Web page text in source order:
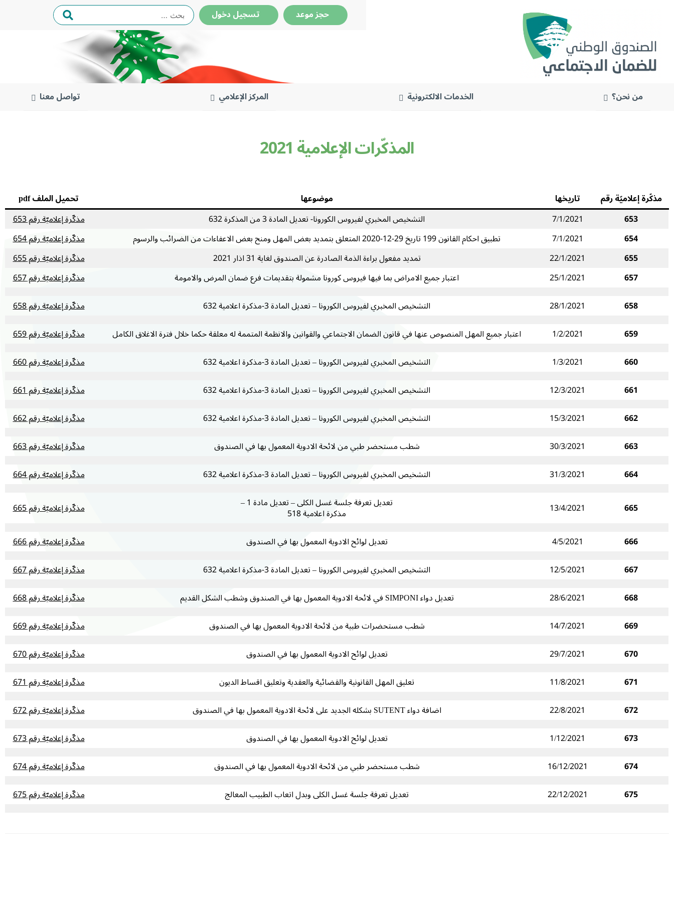
حجز موعد تسجيل دخول البحث
عن:
من نحن؟ الخدمات الالكترونية المركز الإعلامي
تواصل معنا
المذكّرات الإعلامية 2021
مذكّرة إعلاميّة رقم تاريخها موضوعها
تحميل الملف pdf
653
7/1/2021 التشخيص المخبري لفيروس الكورونا- تعديل المادة 3 من المذكرة 632
مذكّرة إعلاميّة رقم 653
654
7/1/2021 تطبيق احكام القانون 199 تاريخ 29-12-2020 المتعلق بتمديد بعض المهل ومنح بعض الاعفاءات من الضرائب والرسوم
مذكّرة إعلاميّة رقم 654
655
22/1/2021 تمديد مفعول براءة الذمة الصادرة عن الصندوق لغاية 31 اذار 2021
مذكّرة إعلاميّة رقم 655
657
25/1/2021 اعتبار جميع الامراض بما فيها فيروس كورونا مشمولة بتقديمات فرع ضمان المرض والامومة
مذكّرة إعلاميّة رقم 657
658
28/1/2021 التشخيص المخبري لفيروس الكورونا – تعديل المادة 3-مذكرة اعلامية 632
مذكّرة إعلاميّة رقم 658
659
1/2/2021 اعتبار جميع المهل المنصوص عنها في قانون الضمان الاجتماعي والقوانين والانظمة المتممة له معلقة حكما خلال فترة الاغلاق الكامل
مذكّرة إعلاميّة رقم 659
660
1/3/2021 التشخيص المخبري لفيروس الكورونا – تعديل المادة 3-مذكرة اعلامية 632
مذكّرة إعلاميّة رقم 660
661
12/3/2021 التشخيص المخبري لفيروس الكورونا – تعديل المادة 3-مذكرة اعلامية 632
مذكّرة إعلاميّة رقم 661
662
15/3/2021 التشخيص المخبري لفيروس الكورونا – تعديل المادة 3-مذكرة اعلامية 632
مذكّرة إعلاميّة رقم 662
663
30/3/2021 شطب مستحضر طبي من لائحة الادوية المعمول بها في الصندوق
مذكّرة إعلاميّة رقم 663
664
31/3/2021 التشخيص المخبري لفيروس الكورونا – تعديل المادة 3-مذكرة اعلامية 632
مذكّرة إعلاميّة رقم 664
665
13/4/2021 تعديل تعرفة جلسة غسل الكلى – تعديل مادة 1 –
مذكرة اعلامية 518
مذكّرة إعلاميّة رقم 665
666
4/5/2021 تعديل لوائح الادوية المعمول بها في الصندوق
مذكّرة إعلاميّة رقم 666
667
12/5/2021 التشخيص المخبري لفيروس الكورونا – تعديل المادة 3-مذكرة اعلامية 632
مذكّرة إعلاميّة رقم 667
668
28/6/2021 تعديل دواء SIMPONI في لائحة الادوية المعمول بها في الصندوق وشطب الشكل القديم
مذكّرة إعلاميّة رقم 668
669
14/7/2021 شطب مستحضرات طبية من لائحة الادوية المعمول بها في الصندوق
مذكّرة إعلاميّة رقم 669
670
29/7/2021 تعديل لوائح الادوية المعمول بها في الصندوق
مذكّرة إعلاميّة رقم 670
671
11/8/2021 تعليق المهل القانونية والقضائية والعقدية وتعليق اقساط الديون
مذكّرة إعلاميّة رقم 671
672
22/8/2021 اضافة دواء SUTENT بشكله الجديد على لائحة الادوية المعمول بها في الصندوق
مذكّرة إعلاميّة رقم 672
673
1/12/2021 تعديل لوائح الادوية المعمول بها في الصندوق
مذكّرة إعلاميّة رقم 673
674
16/12/2021 شطب مستحضر طبي من لائحة الادوية المعمول بها في الصندوق
مذكّرة إعلاميّة رقم 674
675
22/12/2021 تعديل تعرفة جلسة غسل الكلى وبدل اتعاب الطبيب المعالج مذكّرة إعلاميّة رقم 675